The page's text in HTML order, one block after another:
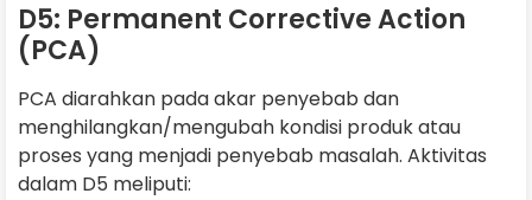
D5: Permanent Corrective Action
(PCA)
PCA diarahkan pada akar penyebab dan
menghilangkan/mengubah kondisi produk atau
proses yang menjadi penyebab masalah. Aktivitas
dalam D5 meliputi: